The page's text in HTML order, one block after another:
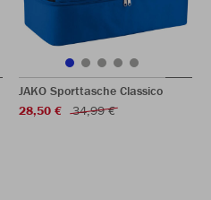
JAKO Sporttasche Classico
28,50 €
34,99 €